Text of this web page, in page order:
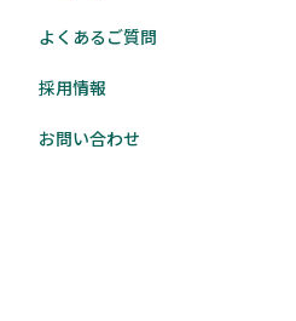
よくあるご質問
採用情報
お問い合わせ